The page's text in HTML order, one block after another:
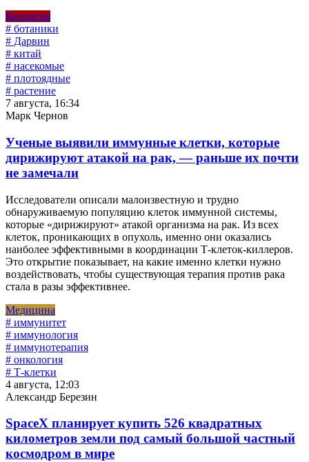
Биология
# ботаники
# Дарвин
# китай
# насекомые
# плотоядные
# растение
7 августа, 16:34
Марк Чернов
Ученые выявили иммунные клетки, которые
дирижируют атакой на рак, — раньше их почти
не замечали
Исследователи описали малоизвестную и трудно
обнаруживаемую популяцию клеток иммунной системы,
которые «дирижируют» атакой организма на рак. Из всех
клеток, проникающих в опухоль, именно они оказались
наиболее эффективными в координации Т-клеток-киллеров.
Это открытие показывает, на какие именно клетки нужно
воздействовать, чтобы существующая терапия против рака
стала в разы эффективнее.
Медицина
# иммунитет
# иммунология
# иммунотерапия
# онкология
# Т-клетки
4 августа, 12:03
Александр Березин
SpaceX планирует купить 526 квадратных
километров земли под самый большой частный
космодром в мире